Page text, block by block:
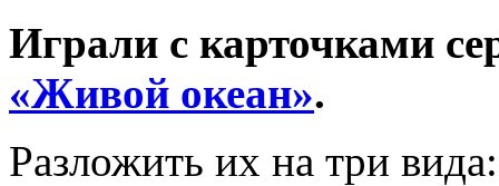
Играли с карточками
«Живой океан».
Разложить их на три вида: